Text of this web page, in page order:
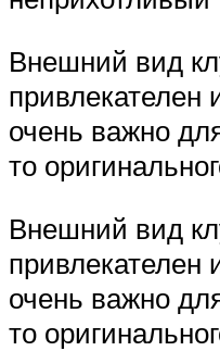
Внешний вид
привлекателен
очень важно
то
Внешний вид
привлекателен
очень важно
то